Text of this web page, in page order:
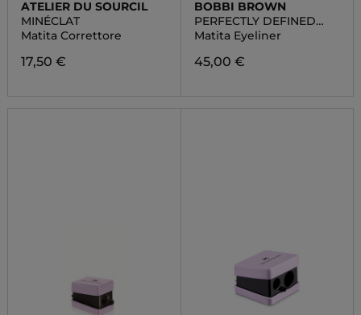
ATELIER DU SOURCIL
MINÉCLAT
Matita Correttore
17,50 €
BOBBI BROWN
PERFECTLY DEFINED
GEL EYELINER
Matita Eyeliner
45,00 €